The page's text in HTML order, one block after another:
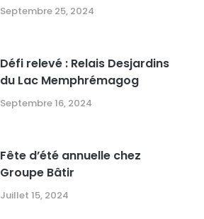
Septembre 25, 2024
Candiac
Septembre 16, 2024
Défi relevé : Relais Desjardins
du Lac Memphrémagog
Juillet 15, 2024
Fête d’été annuelle chez
Groupe Bâtir